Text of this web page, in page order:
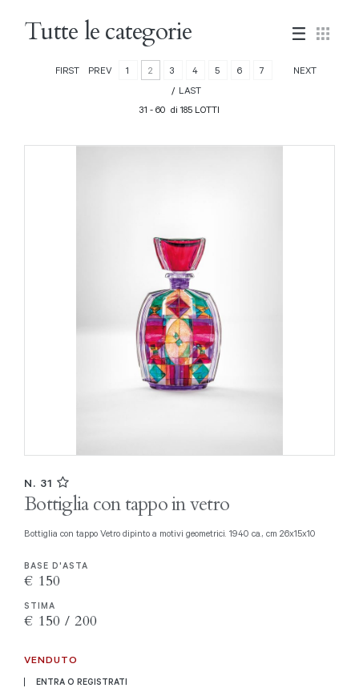
Tutte le categorie
31 - 60 di 185 LOTTI
FIRST PREV 1 2 3 4 5 6 7
NEXT
LAST
N. 31
Bottiglia con tappo in vetro
Bottiglia con tappo Vetro dipinto a motivi geometrici. 1940 ca., cm 26x15x10
BASE D'ASTA
€ 150
STIMA
€ 150 / 200
VENDUTO
ENTRA O REGISTRATI